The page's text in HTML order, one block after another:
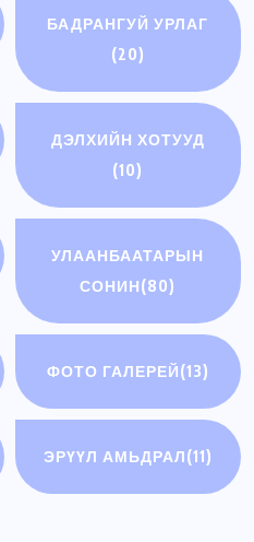
БАДРАНГУЙ УРЛАГ
(20)
ДЭЛХИЙН ХОТУУД
(10)
УЛААНБААТАРЫН
СОНИН(80)
ФОТО ГАЛЕРЕЙ(13)
ЭРҮҮЛ АМЬДРАЛ(11)